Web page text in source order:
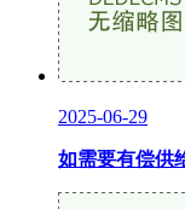
2025-06-29
如需要有偿供